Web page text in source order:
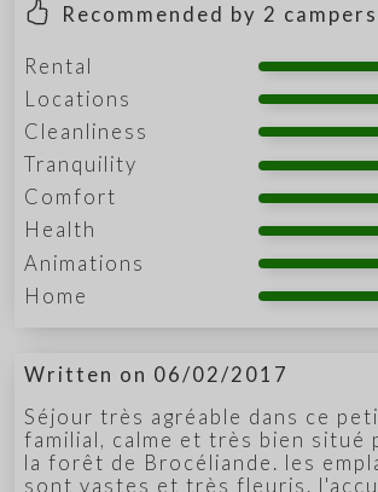
Recommended by 2 campers
Rental
Locations
Cleanliness
Tranquility
Comfort
Health
Animations
Home
Written on 06/02/2017
Séjour très agréable dans ce
familial, calme et très bien situé
la forêt de Brocéliande. les
sont vastes et très fleuris.